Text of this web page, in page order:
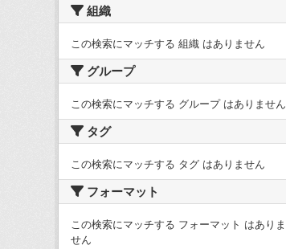
組織
この検索にマッチする 組織 はありません
グループ
この検索にマッチする グループ はありません
タグ
この検索にマッチする タグ はありません
フォーマット
この検索にマッチする フォーマット はありま
せん